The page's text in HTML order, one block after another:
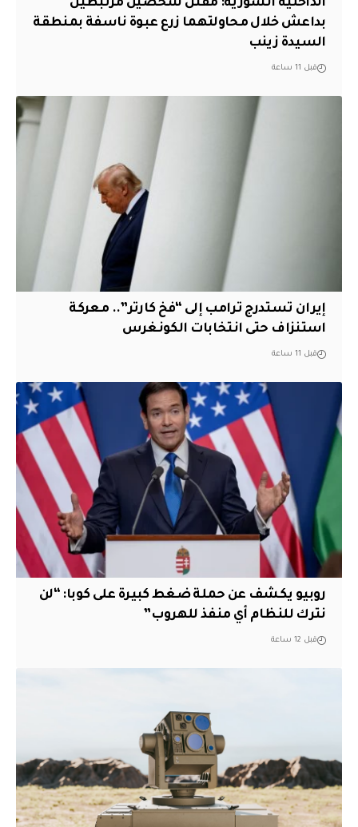
الداخلية السورية: مقتل شخصين مرتبطين
بداعش خلال محاولتهما زرع عبوة ناسفة بمنطقة
السيدة زينب
قبل 11 ساعة
إيران تستدرج ترامب إلى “فخ كارتر”.. معركة
استنزاف حتى انتخابات الكونغرس
قبل 11 ساعة
روبيو يكشف عن حملة ضغط كبيرة على كوبا: “لن
نترك للنظام أي منفذ للهروب”
قبل 12 ساعة